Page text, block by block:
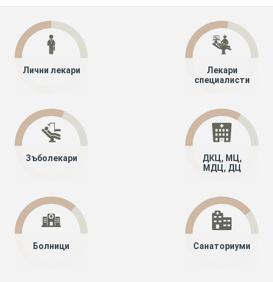
Лични лекари
Лекари
специалисти
Зъболекари
ДКЦ, МЦ,
МДЦ, ДЦ
Болници Санаториуми